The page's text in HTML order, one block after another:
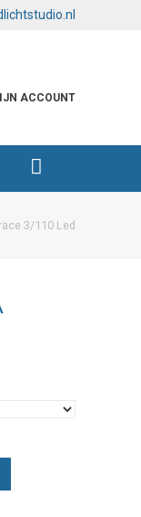
ACCOUNT
3/110 Led